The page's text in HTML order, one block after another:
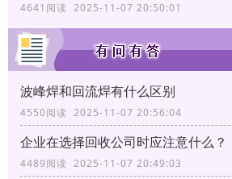
4641阅读 2025-11-07 20:50:01
波峰焊和回流焊有什么区别
4550阅读 2025-11-07 20:56:04
企业在选择回收公司时应注意什么？
4489阅读 2025-11-07 20:49:03